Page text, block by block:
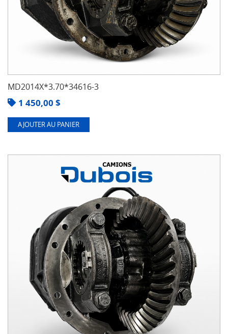
MD2014X*3.70*34616-3
1 450,00 $
AJOUTER AU PANIER